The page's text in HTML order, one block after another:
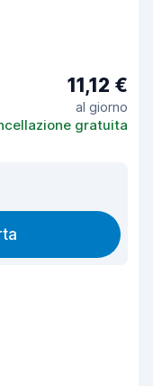
11,12 €
al giorno
gratuita